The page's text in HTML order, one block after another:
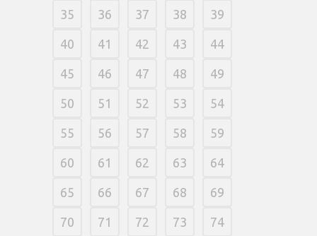
35 36 37 38 39
40 41 42 43 44
45 46 47 48 49
50 51 52 53 54
55 56 57 58 59
60 61 62 63 64
65 66 67 68 69
70 71 72 73 74